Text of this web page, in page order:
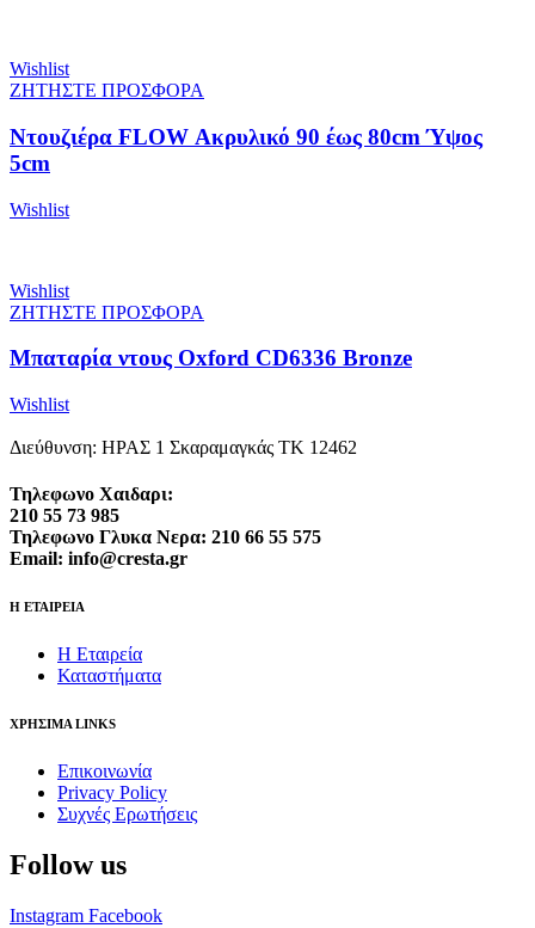
Wishlist
ΖΗΤΗΣΤΕ ΠΡΟΣΦΟΡΑ
Ντουζιέρα FLOW Ακρυλικό 90 έως 80cm Ύψος
5cm
Wishlist
Wishlist
ΖΗΤΗΣΤΕ ΠΡΟΣΦΟΡΑ
Μπαταρία ντους Oxford CD6336 Bronze
Wishlist
Διεύθυνση: ΗΡΑΣ 1 Σκαραμαγκάς ΤΚ 12462
Τηλεφωνο Χαιδαρι:
210 55 73 985
Τηλεφωνο Γλυκα Νερα: 210 66 55 575
Email: info@cresta.gr
Η ΕΤΑΙΡΕΙΑ
Η Εταιρεία
Καταστήματα
ΧΡΗΣΙΜΑ LINKS
Επικοινωνία
Privacy Policy
Συχνές Ερωτήσεις
Follow us
Instagram Facebook